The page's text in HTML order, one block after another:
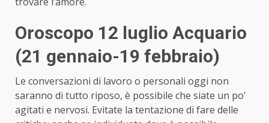
Oroscopo 12 luglio Acquario
(21 gennaio-19 febbraio)
Le conversazioni di lavoro o personali oggi non
saranno di tutto riposo, è possibile che siate un po’
agitati e nervosi. Evitate la tentazione di fare delle